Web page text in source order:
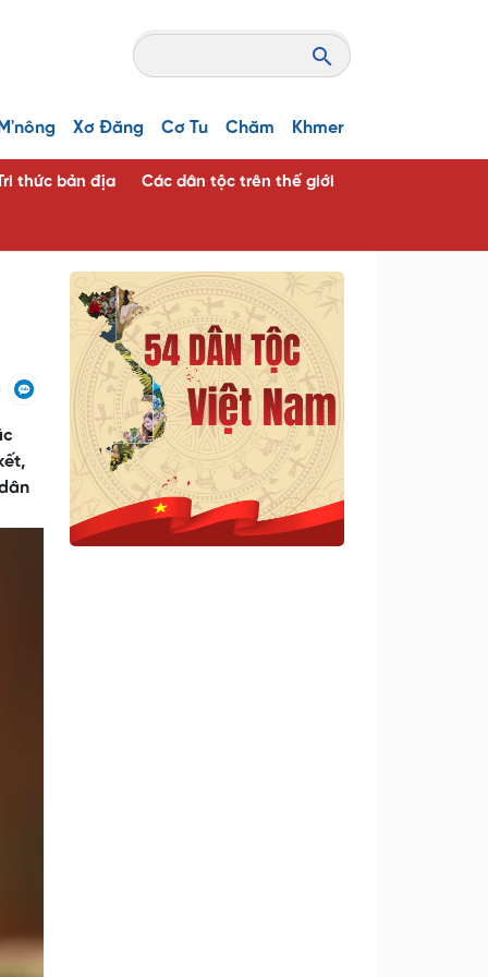
Xơ Đăng Cơ Tu Chăm Khmer
thức bản địa Các dân tộc trên thế giới